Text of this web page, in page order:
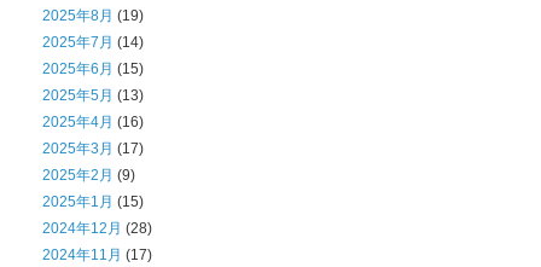
2025年8月 (19)
2025年7月 (14)
2025年6月 (15)
2025年5月 (13)
2025年4月 (16)
2025年3月 (17)
2025年2月 (9)
2025年1月 (15)
2024年12月 (28)
2024年11月 (17)